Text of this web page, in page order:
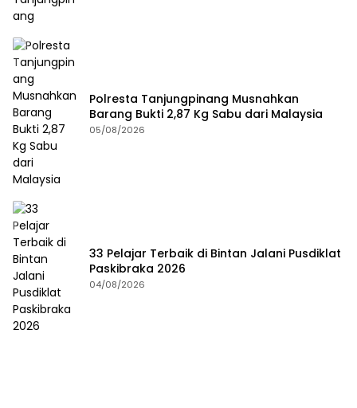
Polresta Tanjungpinang Musnahkan
Barang Bukti 2,87 Kg Sabu dari Malaysia
05/08/2026
33 Pelajar Terbaik di Bintan Jalani Pusdiklat
Paskibraka 2026
04/08/2026